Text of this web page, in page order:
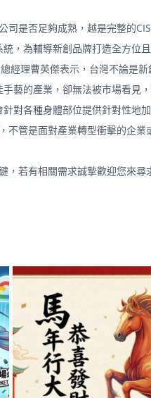
是否足夠成熟，越是完整的
，為輔導新創品牌打造全方位
經理曹英傑表示，台灣不論
藝的產業，卻無法被市場看見
對各種身體部位提供針對性
不管是面對產業轉型衝擊的企
，若有相關需求誠摯歡迎您來